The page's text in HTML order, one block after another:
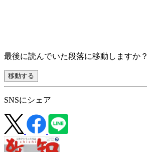
最後に読んでいた段落に移動しますか？
移動する
SNSにシェア